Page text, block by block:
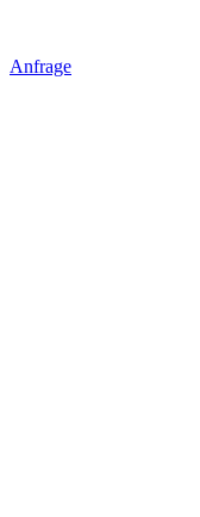
Anfrage